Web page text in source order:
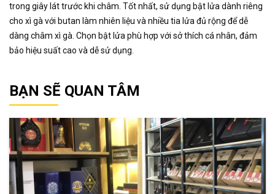
trong giây lát trước khi châm. Tốt nhất, sử dụng bật lửa dành riêng
cho xì gà với butan làm nhiên liệu và nhiều tia lửa đủ rộng để dễ
dàng châm xì gà. Chọn bật lửa phù hợp với sở thích cá nhân, đảm
bảo hiệu suất cao và dễ sử dụng.
BẠN SẼ QUAN TÂM